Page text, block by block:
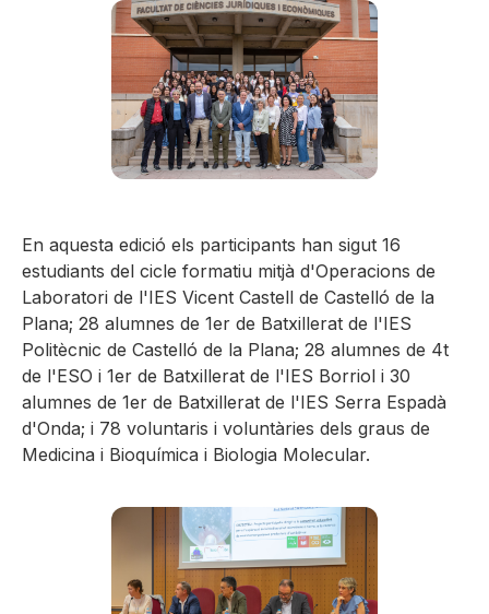
En aquesta edició els participants han sigut 16
estudiants del cicle formatiu mitjà d'Operacions de
Laboratori de l'IES Vicent Castell de Castelló de la
Plana; 28 alumnes de 1er de Batxillerat de l'IES
Politècnic de Castelló de la Plana; 28 alumnes de 4t
de l'ESO i 1er de Batxillerat de l'IES Borriol i 30
alumnes de 1er de Batxillerat de l'IES Serra Espadà
d'Onda; i 78 voluntaris i voluntàries dels graus de
Medicina i Bioquímica i Biologia Molecular.